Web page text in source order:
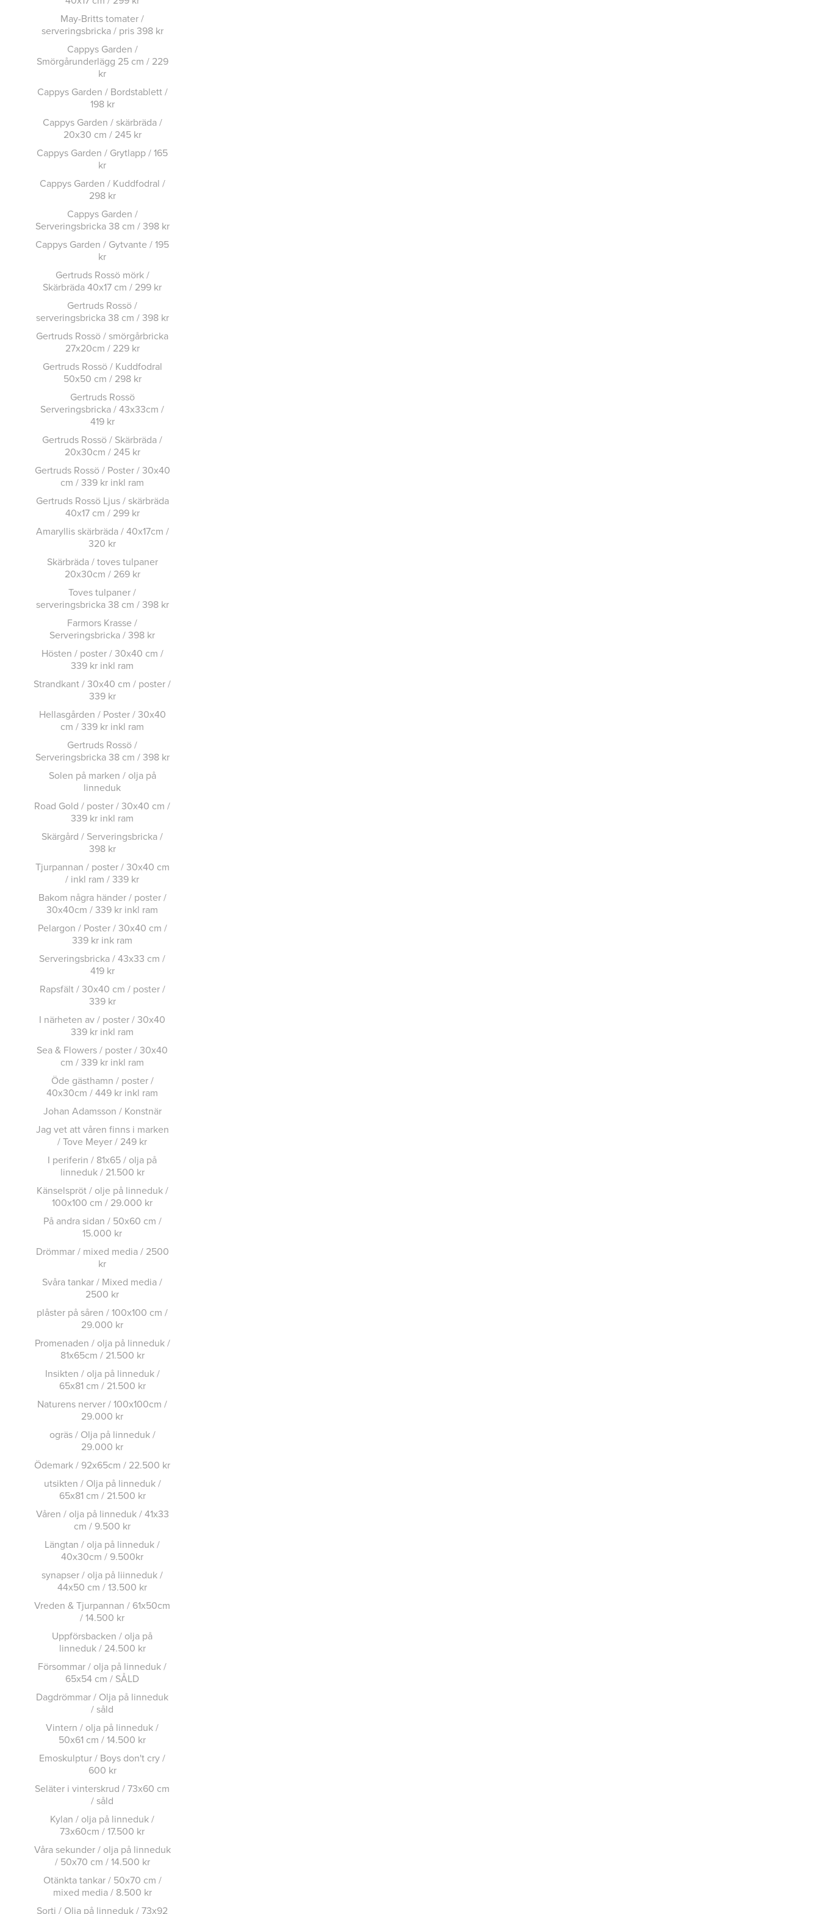
May-Britts tomater /
serveringsbricka / pris 398 kr
Cappys Garden /
Smörgårunderlägg 25 cm / 229
kr
Cappys Garden / Bordstablett /
198 kr
Cappys Garden / skärbräda /
20x30 cm / 245 kr
Cappys Garden / Grytlapp / 165
kr
Cappys Garden / Kuddfodral /
298 kr
Cappys Garden /
Serveringsbricka 38 cm / 398 kr
Cappys Garden / Gytvante / 195
kr
Gertruds Rossö mörk /
Skärbräda 40x17 cm / 299 kr
Gertruds Rossö /
serveringsbricka 38 cm / 398 kr
Gertruds Rossö / smörgårbricka
27x20cm / 229 kr
Gertruds Rossö / Kuddfodral
50x50 cm / 298 kr
Gertruds Rossö
Serveringsbricka / 43x33cm /
419 kr
Gertruds Rossö / Skärbräda /
20x30cm / 245 kr
Gertruds Rossö / Poster / 30x40
cm / 339 kr inkl ram
Gertruds Rossö Ljus / skärbräda
40x17 cm / 299 kr
Amaryllis skärbräda / 40x17cm /
320 kr
Skärbräda / toves tulpaner
20x30cm / 269 kr
Toves tulpaner /
serveringsbricka 38 cm / 398 kr
Farmors Krasse /
Serveringsbricka / 398 kr
Hösten / poster / 30x40 cm /
339 kr inkl ram
Strandkant / 30x40 cm / poster /
339 kr
Hellasgården / Poster / 30x40
cm / 339 kr inkl ram
Gertruds Rossö /
Serveringsbricka 38 cm / 398 kr
Solen på marken / olja på
linneduk
Road Gold / poster / 30x40 cm /
339 kr inkl ram
Skärgård / Serveringsbricka /
398 kr
Tjurpannan / poster / 30x40 cm
/ inkl ram / 339 kr
Bakom några händer / poster /
30x40cm / 339 kr inkl ram
Pelargon / Poster / 30x40 cm /
339 kr ink ram
Serveringsbricka / 43x33 cm /
419 kr
Rapsfält / 30x40 cm / poster /
339 kr
I närheten av / poster / 30x40
339 kr inkl ram
Sea & Flowers / poster / 30x40
cm / 339 kr inkl ram
Öde gästhamn / poster /
40x30cm / 449 kr inkl ram
Johan Adamsson / Konstnär
Jag vet att våren finns i marken
/ Tove Meyer / 249 kr
I periferin / 81x65 / olja på
linneduk / 21.500 kr
Känselspröt / olje på linneduk /
100x100 cm / 29.000 kr
På andra sidan / 50x60 cm /
15.000 kr
Drömmar / mixed media / 2500
kr
Svåra tankar / Mixed media /
2500 kr
plåster på såren / 100x100 cm /
29.000 kr
Promenaden / olja på linneduk /
81x65cm / 21.500 kr
Insikten / olja på linneduk /
65x81 cm / 21.500 kr
Naturens nerver / 100x100cm /
29.000 kr
ogräs / Olja på linneduk /
29.000 kr
Ödemark / 92x65cm / 22.500 kr
utsikten / Olja på linneduk /
65x81 cm / 21.500 kr
Våren / olja på linneduk / 41x33
cm / 9.500 kr
Längtan / olja på linneduk /
40x30cm / 9.500kr
synapser / olja på liinneduk /
44x50 cm / 13.500 kr
Vreden & Tjurpannan / 61x50cm
/ 14.500 kr
Uppförsbacken / olja på
linneduk / 24.500 kr
Försommar / olja på linneduk /
65x54 cm / SÅLD
Dagdrömmar / Olja på linneduk
/ såld
Vintern / olja på linneduk /
50x61 cm / 14.500 kr
Emoskulptur / Boys don't cry /
600 kr
Seläter i vinterskrud / 73x60 cm
/ såld
Kylan / olja på linneduk /
73x60cm / 17.500 kr
Våra sekunder / olja på linneduk
/ 50x70 cm / 14.500 kr
Otänkta tankar / 50x70 cm /
mixed media / 8.500 kr
Sorti / Olja på linneduk / 73x92